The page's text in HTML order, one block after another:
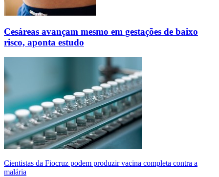
Cesáreas avançam mesmo em gestações de baixo
risco, aponta estudo
Cientistas da Fiocruz podem produzir vacina completa contra a
malária